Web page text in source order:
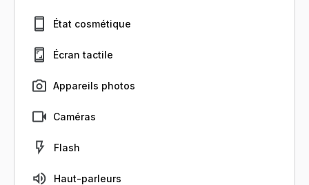
État cosmétique
Écran tactile
Appareils photos
Caméras
Flash
Haut-parleurs